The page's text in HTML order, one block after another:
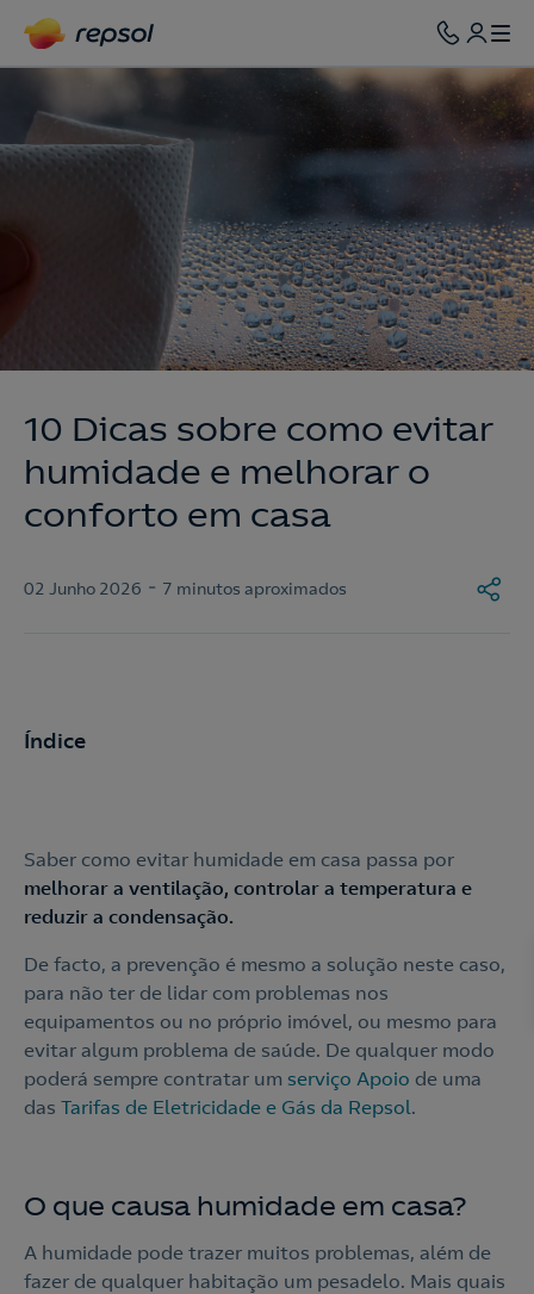
10 Dicas sobre como evitar
humidade e melhorar o
conforto em casa
02 Junho 2026 - 7 minutos aproximados
Saber como evitar humidade em casa passa por
melhorar a ventilação, controlar a temperatura e
reduzir a condensação.
De facto, a prevenção é mesmo a solução neste caso,
para não ter de lidar com problemas nos
equipamentos ou no próprio imóvel, ou mesmo para
evitar algum problema de saúde. De qualquer modo
poderá sempre contratar um serviço Apoio de uma
das Tarifas de Eletricidade e Gás da Repsol.
O que causa humidade em casa?
A humidade pode trazer muitos problemas, além de
fazer de qualquer habitação um pesadelo. Mais quais
Índice